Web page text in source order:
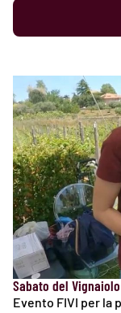
Sabato del
Evento FIVI per la